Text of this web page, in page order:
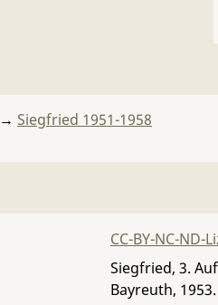
→ Siegfried 1951-1958
CC-BY-NC-ND-
Siegfried, 3.
Bayreuth, 1953.